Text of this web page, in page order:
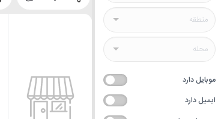
موبایل دارد
ایمیل دارد